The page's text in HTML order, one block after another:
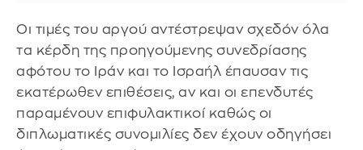
Οι τιμές του αργού αντέστρεψαν σχεδόν όλα
τα κέρδη της προηγούμενης συνεδρίασης
αφότου το Ιράν και το Ισραήλ έπαυσαν τις
εκατέρωθεν επιθέσεις, αν και οι επενδυτές
παραμένουν επιφυλακτικοί καθώς οι
διπλωματικές συνομιλίες δεν έχουν οδηγήσει